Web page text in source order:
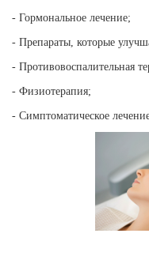
- Гормональное лечение;
- Препараты, которые
- Противовоспалительная
- Физиотерапия;
- Симптоматическое